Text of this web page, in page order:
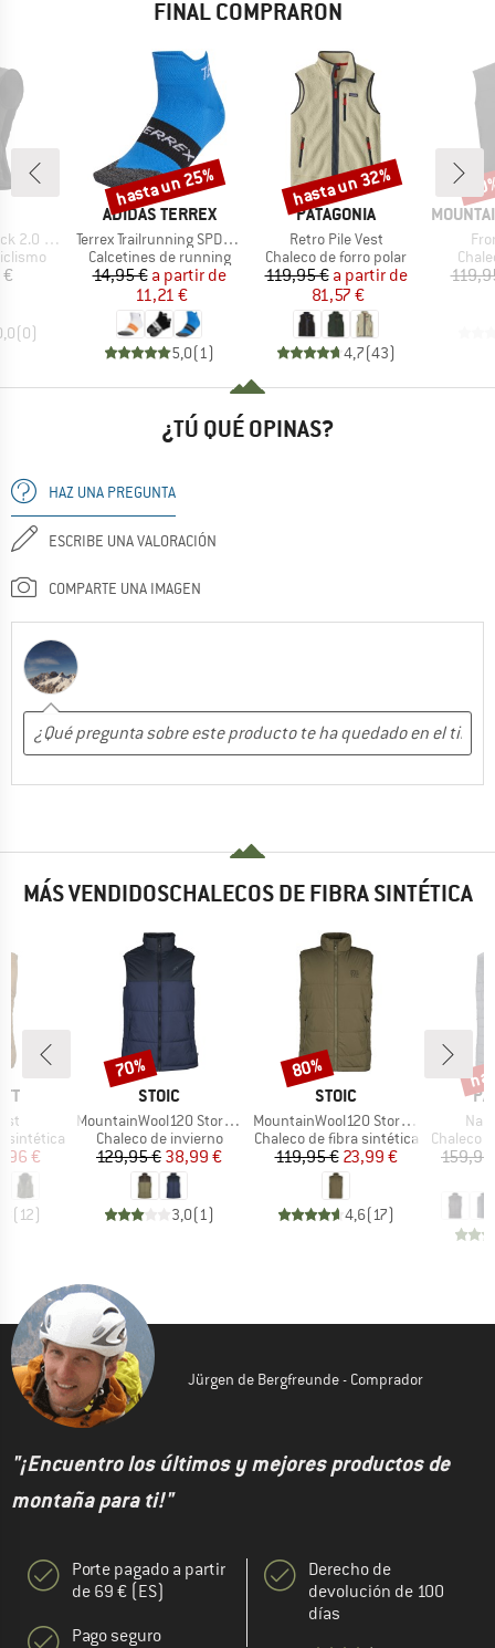
FINAL COMPRARON
Vest
(0)
MARCA
ADIDAS TERREX
Artículo
Terrex Trailrunning SPD Socks
Product group
Calcetines de running
Precio
14,95 € Precio reducido
a partir de
11,21 €
5,0(1 )
Descuento
hasta un 25%
MARCA
PATAGONIA
Artículo
Retro Pile Vest
Product group
Chaleco de forro polar
Precio
119,95 € Precio reducido
a partir de
81,57 €
4,7(43)
Descuento
hasta un 32%
MARCA
¿TÚ QUÉ OPINAS?
HAZ UNA PREGUNTA
ESCRIBE UNA VALORACIÓN
COMPARTE UNA IMAGEN
MÁS VENDIDOSCHALECOS DE FIBRA SINTÉTICA
sintética
reducido
€
(12)
MARCA
STOIC
Artículo
MountainWool120 StorboSt. II Vest
Product group
Chaleco de invierno
Precio
129,95 €Precio reducido
38,99 €
3,0(1)
Descuento
70%
MARCA
STOIC
Artículo
MountainWool120 StorboSt. Vest
Product group
Chaleco de fibra sintética
Precio
119,95 €Precio reducido
23,99 €
4,6(17)
Descuento
80%
Product
Chaleco
Jürgen de Bergfreunde - Comprador
"¡Encuentro los últimos y mejores productos de
montaña para ti!"
Porte pagado a partir
de 69 € (ES)
Pago seguro
Derecho de
devolución de 100
días